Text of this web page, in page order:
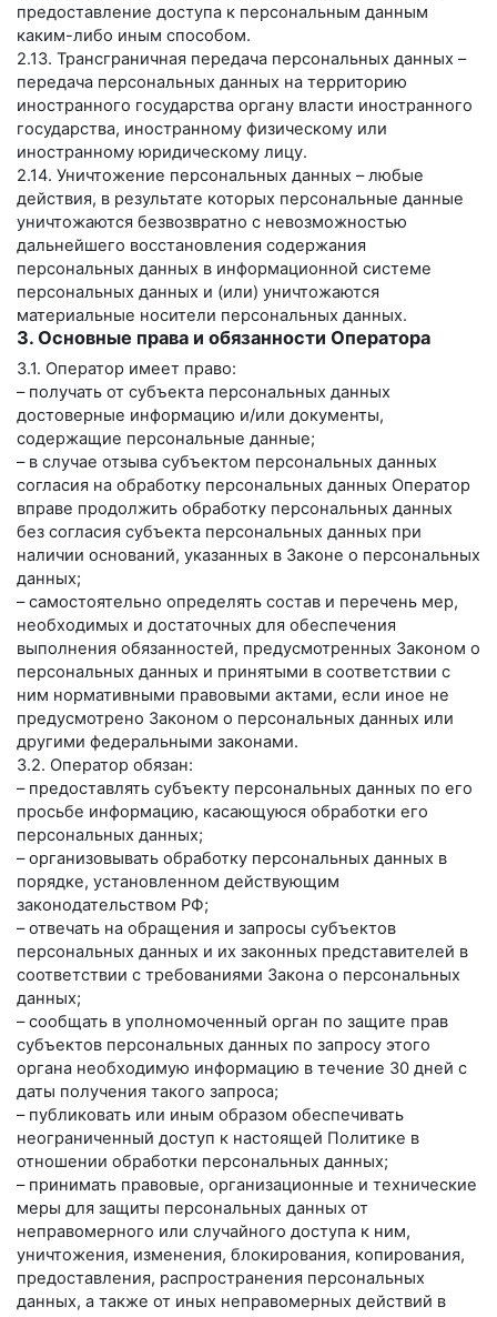
предоставление доступа к персональным данным
каким-либо иным способом.
2.13. Трансграничная передача персональных данных –
передача персональных данных на территорию
иностранного государства органу власти иностранного
государства, иностранному физическому или
иностранному юридическому лицу.
2.14. Уничтожение персональных данных – любые
действия, в результате которых персональные данные
уничтожаются безвозвратно с невозможностью
дальнейшего восстановления содержания
персональных данных в информационной системе
персональных данных и (или) уничтожаются
материальные носители персональных данных.
3. Основные права и обязанности Оператора
3.1. Оператор имеет право:
– получать от субъекта персональных данных
достоверные информацию и/или документы,
содержащие персональные данные;
– в случае отзыва субъектом персональных данных
согласия на обработку персональных данных Оператор
вправе продолжить обработку персональных данных
без согласия субъекта персональных данных при
наличии оснований, указанных в Законе о персональных
данных;
– самостоятельно определять состав и перечень мер,
необходимых и достаточных для обеспечения
выполнения обязанностей, предусмотренных Законом о
персональных данных и принятыми в соответствии с
ним нормативными правовыми актами, если иное не
предусмотрено Законом о персональных данных или
другими федеральными законами.
3.2. Оператор обязан:
– предоставлять субъекту персональных данных по его
просьбе информацию, касающуюся обработки его
персональных данных;
– организовывать обработку персональных данных в
порядке, установленном действующим
законодательством РФ;
– отвечать на обращения и запросы субъектов
персональных данных и их законных представителей в
соответствии с требованиями Закона о персональных
данных;
– сообщать в уполномоченный орган по защите прав
субъектов персональных данных по запросу этого
органа необходимую информацию в течение 30 дней с
даты получения такого запроса;
– публиковать или иным образом обеспечивать
неограниченный доступ к настоящей Политике в
отношении обработки персональных данных;
– принимать правовые, организационные и технические
меры для защиты персональных данных от
неправомерного или случайного доступа к ним,
уничтожения, изменения, блокирования, копирования,
предоставления, распространения персональных
данных, а также от иных неправомерных действий в